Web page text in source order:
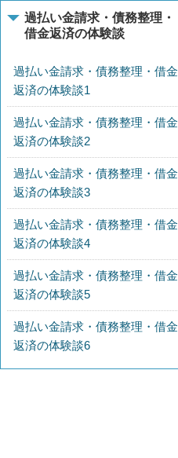
過払い金請求・債務整理・
借金返済の体験談
過払い金請求・債務整理・借金
返済の体験談1
過払い金請求・債務整理・借金
返済の体験談2
過払い金請求・債務整理・借金
返済の体験談3
過払い金請求・債務整理・借金
返済の体験談4
過払い金請求・債務整理・借金
返済の体験談5
過払い金請求・債務整理・借金
返済の体験談6